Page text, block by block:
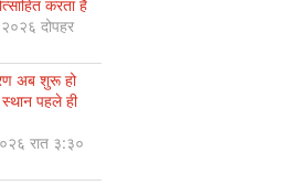
करता है
दोपहर
अब शुरू हो
पहले ही
रात ३:३०